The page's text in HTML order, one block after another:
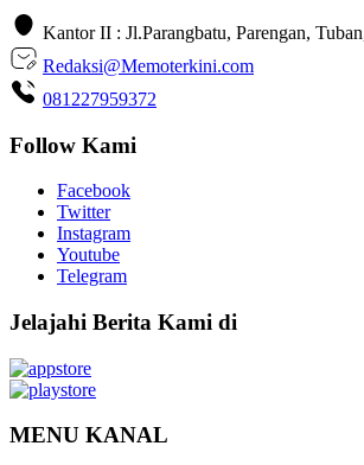
Kantor II : Jl.Parangbatu, Parengan,
Redaksi@Memoterkini.com
081227959372
Follow Kami
Facebook
Twitter
Instagram
Youtube
Telegram
Jelajahi Berita Kami di
MENU KANAL